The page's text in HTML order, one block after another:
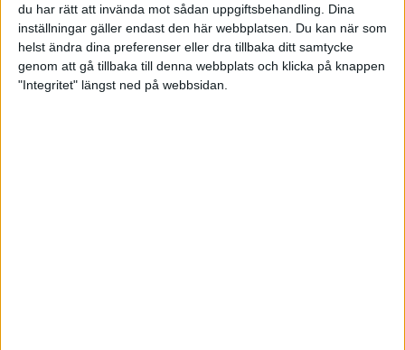
du har rätt att invända mot sådan uppgiftsbehandling. Dina
inställningar gäller endast den här webbplatsen. Du kan när som
helst ändra dina preferenser eller dra tillbaka ditt samtycke
genom att gå tillbaka till denna webbplats och klicka på knappen
"Integritet" längst ned på webbsidan.